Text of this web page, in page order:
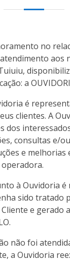
no
aos
a
é
clientes. A
dos
consultas e/
e melhorias
à Ouvidoria é
sido tratado
e gerado
não foi
a Ouvidoria